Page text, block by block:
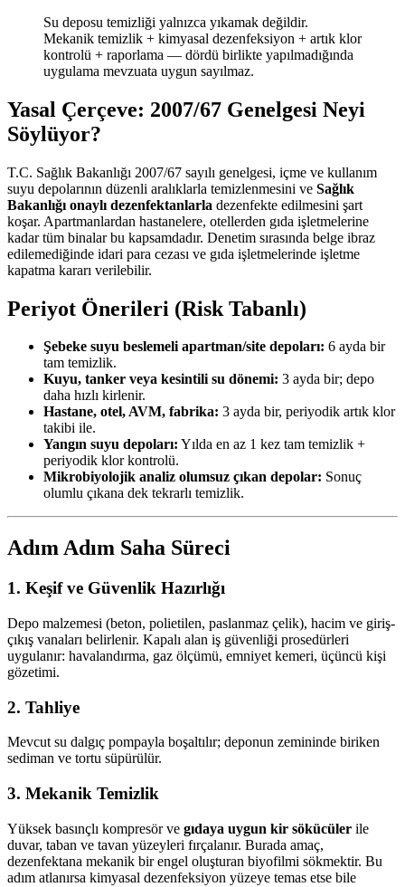
Su deposu temizliği yalnızca yıkamak değildir.
Mekanik temizlik + kimyasal dezenfeksiyon + artık klor
kontrolü + raporlama — dördü birlikte yapılmadığında
uygulama mevzuata uygun sayılmaz.
Yasal Çerçeve: 2007/67 Genelgesi Neyi
Söylüyor?
T.C. Sağlık Bakanlığı 2007/67 sayılı genelgesi, içme ve kullanım
suyu depolarının düzenli aralıklarla temizlenmesini ve Sağlık
Bakanlığı onaylı dezenfektanlarla dezenfekte edilmesini şart
koşar. Apartmanlardan hastanelere, otellerden gıda işletmelerine
kadar tüm binalar bu kapsamdadır. Denetim sırasında belge ibraz
edilemediğinde idari para cezası ve gıda işletmelerinde işletme
kapatma kararı verilebilir.
Periyot Önerileri (Risk Tabanlı)
Şebeke suyu beslemeli apartman/site depoları: 6 ayda bir
tam temizlik.
Kuyu, tanker veya kesintili su dönemi: 3 ayda bir; depo
daha hızlı kirlenir.
Hastane, otel, AVM, fabrika: 3 ayda bir, periyodik artık klor
takibi ile.
Yangın suyu depoları: Yılda en az 1 kez tam temizlik +
periyodik klor kontrolü.
Mikrobiyolojik analiz olumsuz çıkan depolar: Sonuç
olumlu çıkana dek tekrarlı temizlik.
Adım Adım Saha Süreci
1. Keşif ve Güvenlik Hazırlığı
Depo malzemesi (beton, polietilen, paslanmaz çelik), hacim ve giriş-
çıkış vanaları belirlenir. Kapalı alan iş güvenliği prosedürleri
uygulanır: havalandırma, gaz ölçümü, emniyet kemeri, üçüncü kişi
gözetimi.
2. Tahliye
Mevcut su dalgıç pompayla boşaltılır; deponun zemininde biriken
sediman ve tortu süpürülür.
3. Mekanik Temizlik
Yüksek basınçlı kompresör ve gıdaya uygun kir sökücüler ile
duvar, taban ve tavan yüzeyleri fırçalanır. Burada amaç,
dezenfektana mekanik bir engel oluşturan biyofilmi sökmektir. Bu
adım atlanırsa kimyasal dezenfeksiyon yüzeye temas etse bile